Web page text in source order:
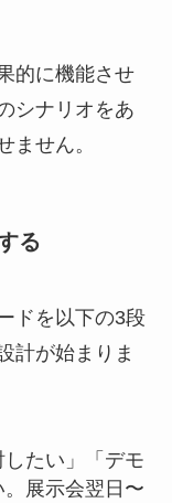
的に機能させ
シナリオをあ
ません。
る
ドを以下の3段
計が始まりま
したい」「デモ
展示会翌日〜